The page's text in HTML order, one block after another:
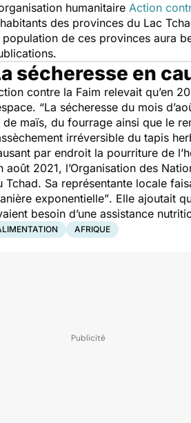
humanitaire Action
des provinces du Lac
population de ces provinces aura
sécheresse en
contre la Faim relevait qu’en
“La sécheresse du mois
de maïs, du fourrage ainsi que le
irréversible du tapis
par endroit la pourriture de
août 2021, l’Organisation des
Tchad. Sa représentante locale
exponentielle”. Elle ajoutait
besoin d’une assistance
AFRIQUE